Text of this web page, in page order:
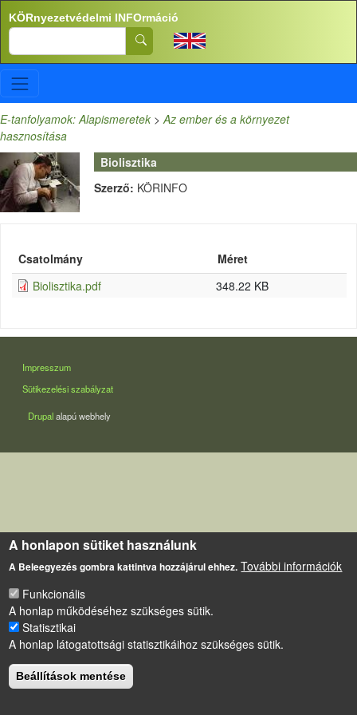
Ugrás a tartalomra
KÖRnyezetvédelmi INFOrmáció
Search
E-tanfolyamok: Alapismeretek >Az ember és a környezet
hasznosítása
Biolisztika
Szerző: KÖRINFO
Csatolmány
Méret
Biolisztika.pdf
348.22 KB
LÁBLÉC
Impresszum
Sütikezelési szabályzat
Drupalalapú webhely
A honlapon sütiket használunk
A Beleegyezés gombra kattintva hozzájárul ehhez. További információk
Funkcionális
A honlap működéséhez szükséges sütik.
Statisztikai
A honlap látogatottsági statisztikáihoz szükséges sütik.
Beállítások mentése